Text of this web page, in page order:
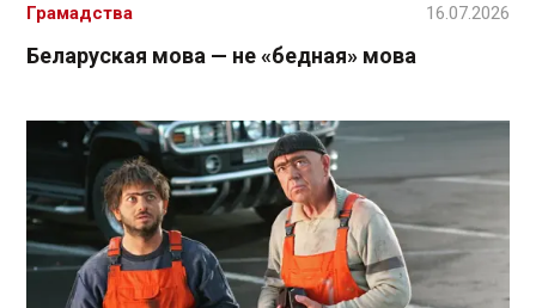
Беларуская мова — не «бедная» мова
Грамадства 16.07.2026